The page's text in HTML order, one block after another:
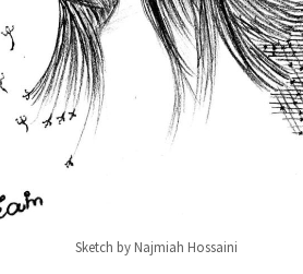
Sketch by Najmiah Hossaini